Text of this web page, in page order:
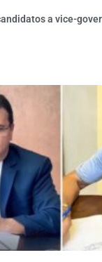
a vice-